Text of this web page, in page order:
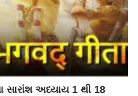
સારાંશ અધ્યાય 1 થી 18